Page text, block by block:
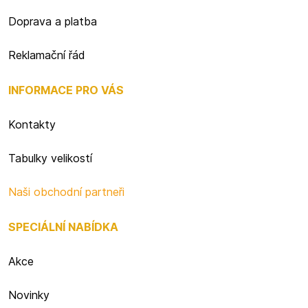
Doprava a platba
Reklamační řád
INFORMACE PRO VÁS
Kontakty
Tabulky velikostí
Naši obchodní partneři
SPECIÁLNÍ NABÍDKA
Akce
Novinky